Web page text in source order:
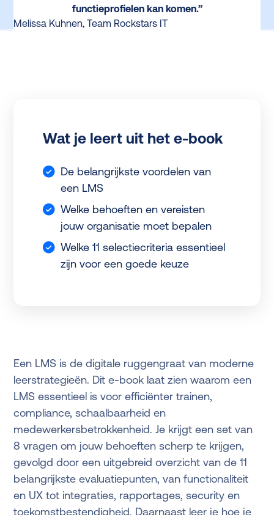
functieprofielen kan komen.”
Melissa Kuhnen, Team Rockstars IT
Wat je leert uit het e-book
De belangrijkste voordelen van
een LMS
Welke behoeften en vereisten
jouw organisatie moet bepalen
Welke 11 selectiecriteria essentieel
zijn voor een goede keuze
Een LMS is de digitale ruggengraat van moderne
leerstrategieën. Dit e-book laat zien waarom een
LMS essentieel is voor efficiënter trainen,
compliance, schaalbaarheid en
medewerkersbetrokkenheid. Je krijgt een set van
8 vragen om jouw behoeften scherp te krijgen,
gevolgd door een uitgebreid overzicht van de 11
belangrijkste evaluatiepunten, van functionaliteit
en UX tot integraties, rapportages, security en
toekomstbestendigheid. Daarnaast leer je hoe je